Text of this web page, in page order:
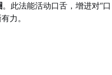
。此法能活动口舌，增进对“口
力。